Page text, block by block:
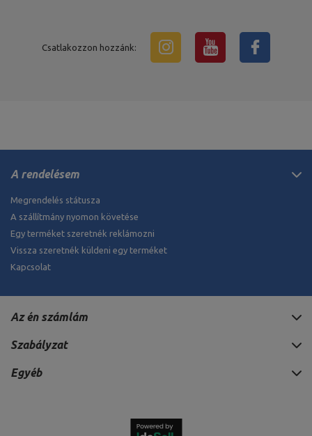
Csatlakozzon hozzánk:
A rendelésem
Megrendelés státusza
A szállítmány nyomon követése
Egy terméket szeretnék reklámozni
Vissza szeretnék küldeni egy terméket
Kapcsolat
Az én számlám
Szabályzat
Egyéb